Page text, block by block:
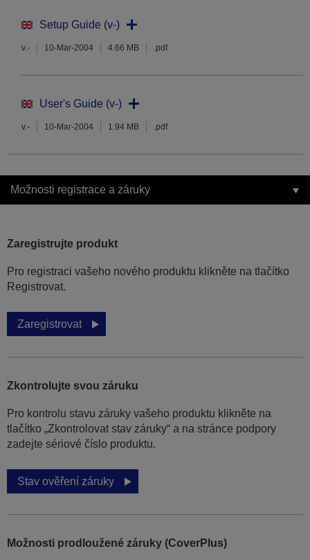
Setup Guide (v-)
v.- 10-Mar-2004 4.66 MB .pdf
User's Guide (v-)
v.- 10-Mar-2004 1.94 MB .pdf
Možnosti registrace a záruky
Zaregistrujte produkt
Pro registraci vašeho nového produktu klikněte na tlačítko
Registrovat.
Zaregistrovat
Zkontrolujte svou záruku
Pro kontrolu stavu záruky vašeho produktu klikněte na
tlačítko „Zkontrolovat stav záruky“ a na stránce podpory
zadejte sériové číslo produktu.
Stav ověření záruky
Možnosti prodloužené záruky (CoverPlus)